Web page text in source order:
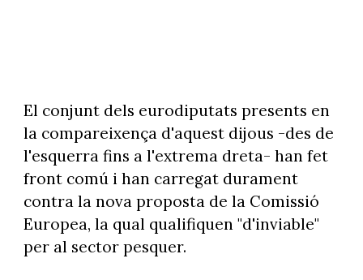
El conjunt dels eurodiputats presents en
la compareixença d'aquest dijous -des de
l'esquerra fins a l'extrema dreta- han fet
front comú i han carregat durament
contra la nova proposta de la Comissió
Europea, la qual qualifiquen "d'inviable"
per al sector pesquer.